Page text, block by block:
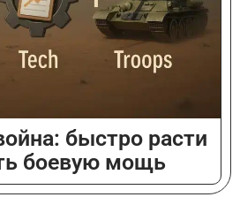
быстро расти
боевую мощь
Hindi
Malay
Vietnamese